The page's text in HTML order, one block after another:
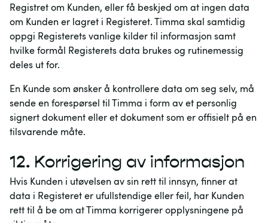
Registret om Kunden, eller få beskjed om at ingen data
om Kunden er lagret i Registeret. Timma skal samtidig
oppgi Registerets vanlige kilder til informasjon samt
hvilke formål Registerets data brukes og rutinemessig
deles ut for.
En Kunde som ønsker å kontrollere data om seg selv, må
sende en forespørsel til Timma i form av et personlig
signert dokument eller et dokument som er offisielt på en
tilsvarende måte.
12. Korrigering av informasjon
Hvis Kunden i utøvelsen av sin rett til innsyn, finner at
data i Registeret er ufullstendige eller feil, har Kunden
rett til å be om at Timma korrigerer opplysningene på